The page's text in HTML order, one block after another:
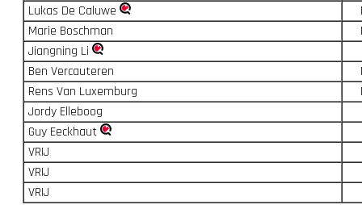
Lukas De Caluwe
Marie Boschman
Jiangning Li
Ben Vercauteren
Rens Van Luxemburg
Jordy Elleboog
Guy Eeckhaut
VRIJ
VRIJ
VRIJ